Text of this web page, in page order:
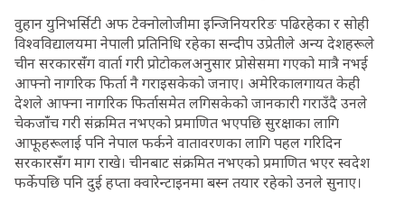
वुहान युनिभर्सिटी अफ टेक्नोलोजीमा इन्जिनियररिङ पढिरहेका र सोही
विश्वविद्यालयमा नेपाली प्रतिनिधि रहेका सन्दीप उप्रेतीले अन्य देशहरूले
चीन सरकारसँंग वार्ता गरी प्रोटोकलअनुसार प्रोसेसमा गएको मात्रै नभई
आफ्नो नागरिक फिर्ता नै गराइसकेको जनाए। अमेरिकालगायत केही
देशले आफ्ना नागरिक फिर्तासमेत लगिसकेको जानकारी गराउँदै उनले
चेकजाँंच गरी संक्रमित नभएको प्रमाणित भएपछि सुरक्षाका लागि
आफूहरूलाई पनि नेपाल फर्कने वातावरणका लागि पहल गरिदिन
सरकारसँंग माग राखे। चीनबाट संक्रमित नभएको प्रमाणित भएर स्वदेश
फर्केपछि पनि दुई हप्ता क्वारेन्टाइनमा बस्न तयार रहेको उनले सुनाए।